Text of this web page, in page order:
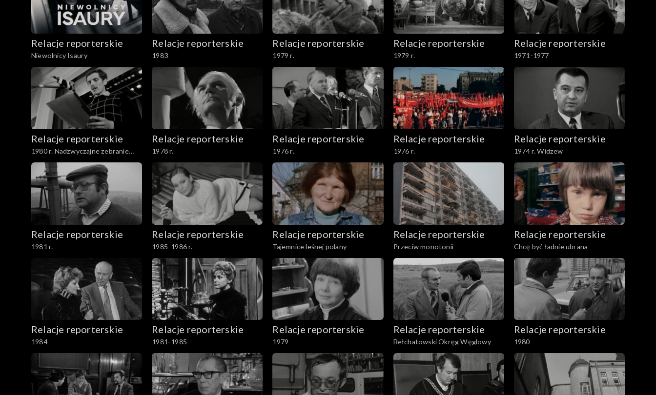
Relacje reporterskie
Niewolnicy Isaury
Relacje reporterskie
1983
Relacje reporterskie
1979 r.
Relacje reporterskie
1979 r.
Relacje reporterskie
1971-1977
Relacje reporterskie
1980 r. Nadzwyczajne zebranie
delegatów NSZZ Solidarność w
Łodzi
Relacje reporterskie
1978 r.
Relacje reporterskie
1976 r.
Relacje reporterskie
1976 r.
Relacje reporterskie
1974 r. Widzew
Relacje reporterskie
1981 r.
Relacje reporterskie
1985-1986 r.
Relacje reporterskie
Tajemnice leśnej polany
Relacje reporterskie
Przeciw monotonii
Relacje reporterskie
Chcę być ładnie ubrana
Relacje reporterskie
1984
Relacje reporterskie
1981-1985
Relacje reporterskie
1979
Relacje reporterskie
Bełchatowski Okręg Węglowy
Relacje reporterskie
1980